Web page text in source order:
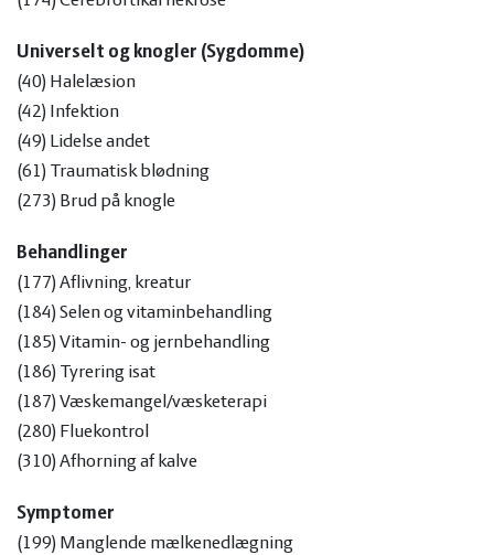
(928)Clostriduim spp.
(929)Candida tropicalis
(930)Candida rugosa
(931)Candida krusei
(932)Magnusiomyces capitalis
Universelt og knogler (Sygdomme)
(40) Halelæsion
(42) Infektion
(49) Lidelse andet
(61) Traumatisk blødning
(273) Brud på knogle
Behandlinger
(177) Aflivning, kreatur
(184) Selen og vitaminbehandling
(185) Vitamin- og jernbehandling
(186) Tyrering isat
(187) Væskemangel/væsketerapi
(280) Fluekontrol
(310) Afhorning af kalve
Symptomer
(199) Manglende mælkenedlægning